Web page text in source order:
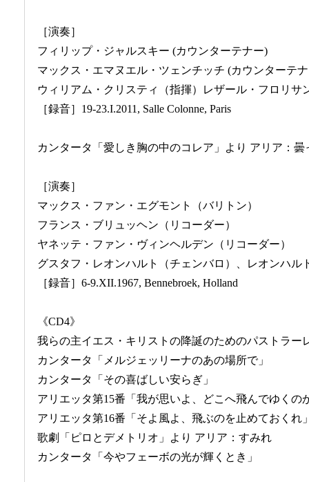
［演奏］
フィリップ・ジャルスキー (カウンターテナー)
マックス・エマヌエル・ツェンチッチ (カウンターテ
ウィリアム・クリスティ（指揮）レザール・フロリサ
［録音］19-23.I.2011, Salle Colonne, Paris
カンタータ「愛しき胸の中のコレア」より アリア：曇
［演奏］
マックス・ファン・エグモント（バリトン）
フランス・ブリュッヘン（リコーダー）
ヤネッテ・ファン・ヴィンヘルデン（リコーダー）
グスタフ・レオンハルト（チェンバロ）、レオンハル
［録音］6-9.XII.1967, Bennebroek, Holland
《CD4》
我らの主イエス・キリストの降誕のためのパストラー
カンタータ「メルジェッリーナのあの場所で」
カンタータ「その喜ばしい安らぎ」
アリエッタ第15番「我が思いよ、どこへ飛んでゆくの
アリエッタ第16番「そよ風よ、飛ぶのを止めておくれ
歌劇「ピロとデメトリオ」より アリア：すみれ
カンタータ「今やフェーボの光が輝くとき」